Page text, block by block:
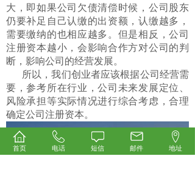
大，即如果公司欠债清偿时候，公司股东
仍要补足自己认缴的出资额，认缴越多，
需要缴纳的也相应越多。但是相反，公司
注册资本越小，会影响合作方对公司的判
断，影响公司的经营发展。
所以，我们创业者应该根据公司经营需
要，参考所在行业，公司未来发展定位、
风险承担等实际情况进行综合考虑，合理
确定公司注册资本。
首页 电话 短信 邮件 地址